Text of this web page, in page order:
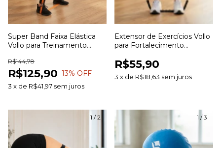
Super Band Faixa Elástica
Vollo para Treinamento
Alongamento
R$125,90
R$144,78
13% OFF
3 x de R$41,97 sem juros
Extensor de Exercícios Vollo
para Fortalecimento
Funcional e Alongamento
R$55,90
3 x de R$18,63 sem juros
1 /2 1 /3